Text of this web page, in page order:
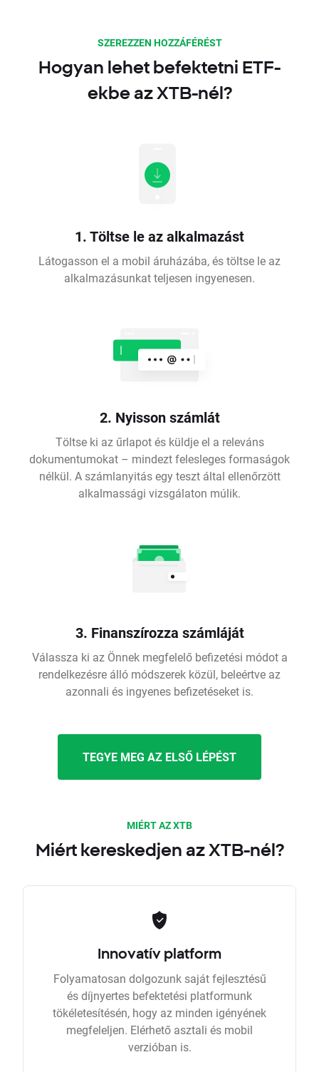
SZEREZZEN HOZZÁFÉRÉST
Hogyan lehet befektetni ETF-
ekbe az XTB-nél?
1. Töltse le az alkalmazást
Látogasson el a mobil áruházába, és töltse le az
alkalmazásunkat teljesen ingyenesen.
2. Nyisson számlát
Töltse ki az űrlapot és küldje el a releváns
dokumentumokat – mindezt felesleges formaságok
nélkül. A számlanyitás egy teszt által ellenőrzött
alkalmassági vizsgálaton múlik.
3. Finanszírozza számláját
Válassza ki az Önnek megfelelő befizetési módot a
rendelkezésre álló módszerek közül, beleértve az
azonnali és ingyenes befizetéseket is.
TEGYE MEG AZ ELSŐ LÉPÉST
MIÉRT AZ XTB
Miért kereskedjen az XTB-nél?
Innovatív platform
Folyamatosan dolgozunk saját fejlesztésű
és díjnyertes befektetési platformunk
tökéletesítésén, hogy az minden igényének
megfeleljen. Elérhető asztali és mobil
verzióban is.